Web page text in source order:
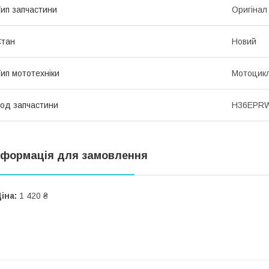
запчастини Оригінал
Новий
мототехніки
запчастини
для замовлення
1 420 ₴